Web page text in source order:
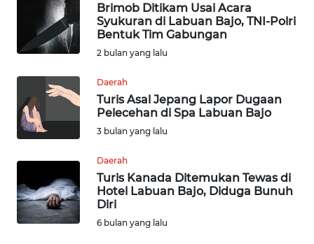
Brimob Ditikam Usai Acara
Syukuran di Labuan Bajo, TNI-Polri
Bentuk Tim Gabungan
2 bulan yang lalu
Daerah
Turis Asal Jepang Lapor Dugaan
Pelecehan di Spa Labuan Bajo
3 bulan yang lalu
Daerah
Turis Kanada Ditemukan Tewas di
Hotel Labuan Bajo, Diduga Bunuh
Diri
6 bulan yang lalu
INDEKS
BERITA
KONTAK
KAMI
INFO
IKLAN
TENTANG
KAMI